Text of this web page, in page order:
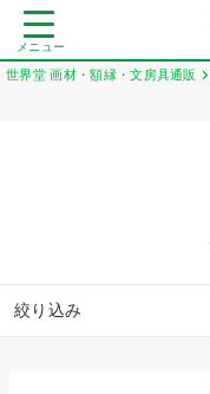
メニュー
世界堂 画材・額縁・文房具通販
絞り込み